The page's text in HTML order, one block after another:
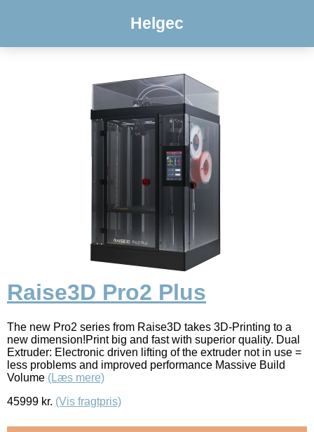
Helgec
Raise3D Pro2 Plus
The new Pro2 series from Raise3D takes 3D-Printing to a
new dimension!Print big and fast with superior quality. Dual
Extruder: Electronic driven lifting of the extruder not in use =
less problems and improved performance Massive Build
Volume (Læs mere)
45999 kr. (Vis fragtpris)